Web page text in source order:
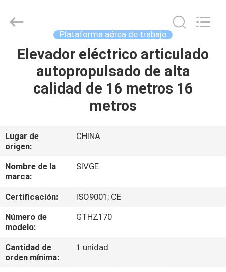
HOGAR
PRODUCTOS
SOBRE
NOSOTROS
VIAJE
DE
LA
FÁBRICA
MACHINERY
Reserved.
Plataforma aérea de trabajo
Elevador eléctrico articulado
autopropulsado de alta
calidad de 16 metros 16
metros
Lugar de
origen:
CHINA
Nombre de la
marca:
SIVGE
Certificación:
ISO9001; CE
Número de
modelo:
GTHZ170
Cantidad de
orden mínima:
1 unidad